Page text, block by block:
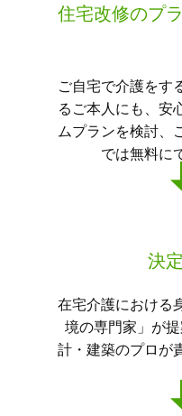
住宅改修のプ
ご自宅で介護をす
るご本人にも、安
ムプランを検討、
では無料に
決
在宅介護における
境の専門家」が
計・建築のプロが